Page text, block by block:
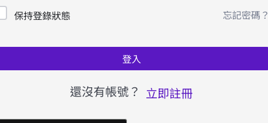
保持登錄狀態 忘記密碼？
登入
還沒有帳號？ 立即註冊